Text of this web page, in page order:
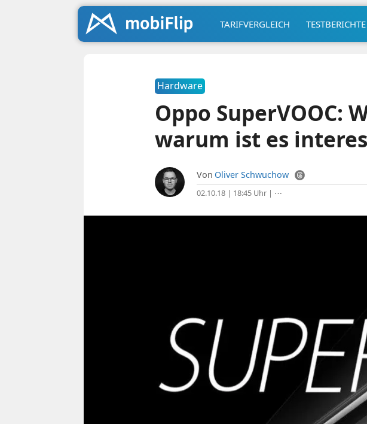
TARIFVERGLEICH TESTBERICHTE
Hardware
Oppo SuperVOOC:
warum ist es
Von Oliver Schwuchow
02.10.18 | 18:45 Uhr| ⋯